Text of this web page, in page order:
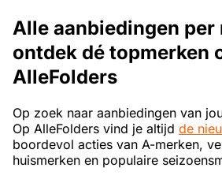
Alle aanbiedingen per
ontdek dé topmerken
AlleFolders
Op zoek naar aanbiedingen van
Op AlleFolders vind je altijd de
boordevol acties van A-merken,
huismerken en populaire